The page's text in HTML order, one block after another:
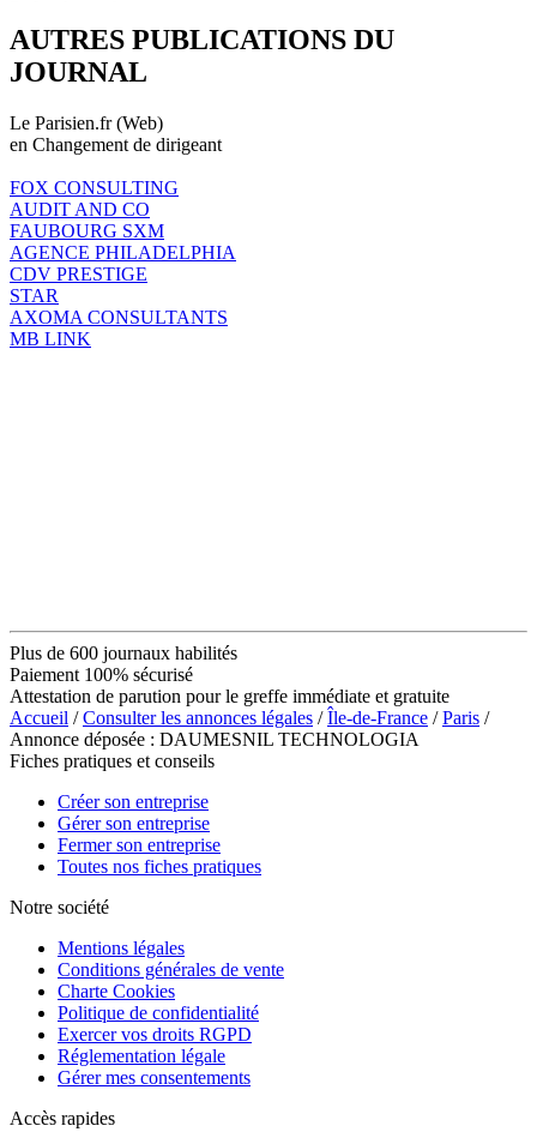
AUTRES PUBLICATIONS DU
JOURNAL
Le Parisien.fr (Web)
en Changement de dirigeant
FOX CONSULTING
AUDIT AND CO
FAUBOURG SXM
AGENCE PHILADELPHIA
CDV PRESTIGE
STAR
AXOMA CONSULTANTS
MB LINK
Plus de 600 journaux habilités
Paiement 100% sécurisé
Attestation de parution pour le greffe immédiate et gratuite
Accueil /Consulter les annonces légales /Île-de-France /Paris /
Annonce déposée : DAUMESNIL TECHNOLOGIA
Fiches pratiques et conseils
Créer son entreprise
Gérer son entreprise
Fermer son entreprise
Toutes nos fiches pratiques
Notre société
Mentions légales
Conditions générales de vente
Charte Cookies
Politique de confidentialité
Exercer vos droits RGPD
Réglementation légale
Gérer mes consentements
Accès rapides